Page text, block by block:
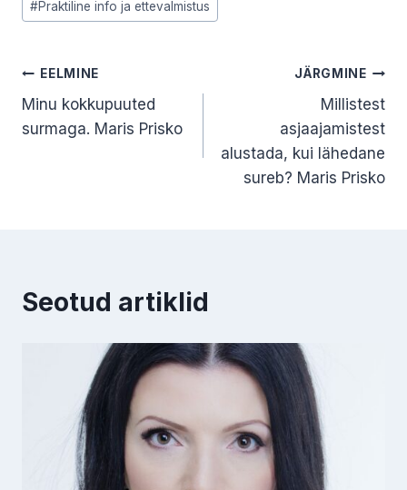
Tags:
#Praktiline info ja ettevalmistus
Navigeerimine
EELMINE
Minu kokkupuuted
surmaga. Maris Prisko
JÄRGMINE
Millistest
asjaajamistest
alustada, kui lähedane
sureb? Maris Prisko
Seotud artiklid